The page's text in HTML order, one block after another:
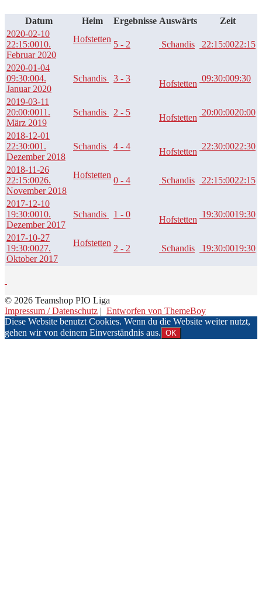
Datum Heim Ergebnisse Auswärts
Zeit
2020-02-10
22:15:0010.
Februar 2020
Hofstetten
5 - 2 Schandis 22:15:0022:15
2020-01-04
09:30:004.
Januar 2020
Schandis 3 - 3
Hofstetten
09:30:009:30
2019-03-11
20:00:0011.
März 2019
Schandis 2 - 5
Hofstetten
20:00:0020:00
2018-12-01
22:30:001.
Dezember 2018
Schandis 4 - 4
Hofstetten
22:30:0022:30
2018-11-26
22:15:0026.
November 2018
Hofstetten
0 - 4 Schandis 22:15:0022:15
2017-12-10
19:30:0010.
Dezember 2017
Schandis 1 - 0
Hofstetten
19:30:0019:30
2017-10-27
19:30:0027.
Oktober 2017
Hofstetten
2 - 2 Schandis 19:30:0019:30
© 2026 Teamshop PIO Liga
Impressum / Datenschutz | Entworfen von ThemeBoy
Diese Website benutzt Cookies. Wenn du die Website weiter nutzt,
gehen wir von deinem Einverständnis aus. OK